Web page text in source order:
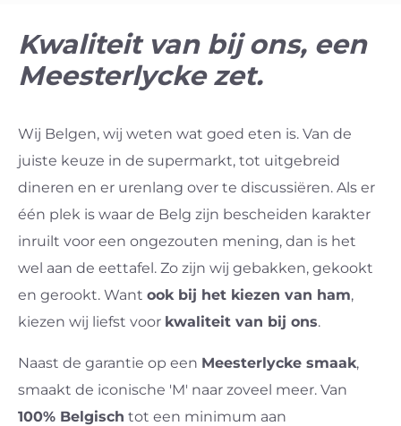
Kwaliteit van bij ons, een
Meesterlycke zet.
Wij Belgen, wij weten wat goed eten is. Van de
juiste keuze in de supermarkt, tot uitgebreid
dineren en er urenlang over te discussiëren. Als er
één plek is waar de Belg zijn bescheiden karakter
inruilt voor een ongezouten mening, dan is het
wel aan de eettafel. Zo zijn wij gebakken, gekookt
en gerookt. Want ook bij het kiezen van ham,
kiezen wij liefst voor kwaliteit van bij ons.
Naast de garantie op een Meesterlycke smaak,
smaakt de iconische 'M' naar zoveel meer. Van
100% Belgisch tot een minimum aan